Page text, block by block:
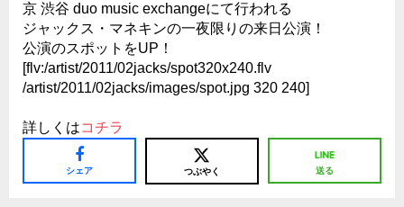
京 渋谷 duo music exchangeにて行われる
ジャックス・マネキンの一夜限りの来日公演！
公演のスポットをUP！
[flv:/artist/2011/02jacks/spot320x240.flv
/artist/2011/02jacks/images/spot.jpg 320 240]
詳しくはコチラ
シェア つぶやく 送る